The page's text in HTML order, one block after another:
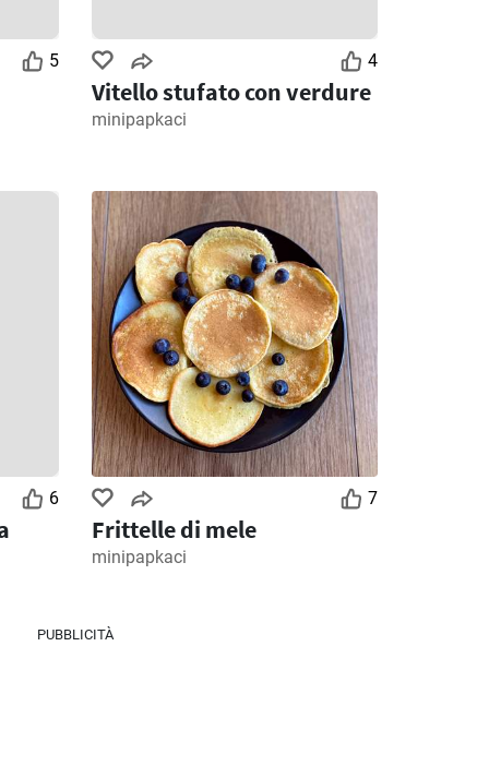
MD Discount volantino
5 4
Vitello stufato con verdure
minipapkaci
6 7
Frittelle di mele
minipapkaci
PUBBLICITÀ